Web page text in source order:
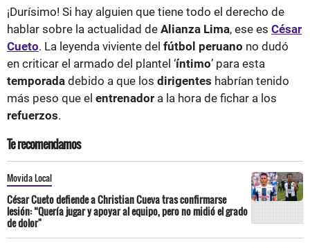
¡Durísimo! Si hay alguien que tiene todo el derecho de
hablar sobre la actualidad de Alianza Lima, ese es César
Cueto. La leyenda viviente del fútbol peruano no dudó
en criticar el armado del plantel ‘íntimo’ para esta
temporada debido a que los dirigentes habrían tenido
más peso que el entrenador a la hora de fichar a los
refuerzos.
Te recomendamos
Movida Local
César Cueto defiende a Christian Cueva tras confirmarse
lesión: “Quería jugar y apoyar al equipo, pero no midió el grado
de dolor"